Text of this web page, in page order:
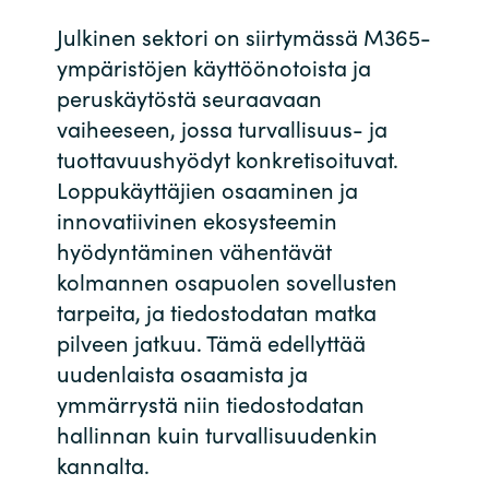
Hungary
Iceland
Indonesia
Kingdom of Saudi Arabia
Kuwait
Latvia
Julkinen sektori on siirtymässä M365-
ympäristöjen käyttöönotoista ja
peruskäytöstä seuraavaan
vaiheeseen, jossa turvallisuus- ja
tuottavuushyödyt konkretisoituvat.
Loppukäyttäjien osaaminen ja
innovatiivinen ekosysteemin
hyödyntäminen vähentävät
kolmannen osapuolen sovellusten
tarpeita, ja tiedostodatan matka
pilveen jatkuu. Tämä edellyttää
uudenlaista osaamista ja
ymmärrystä niin tiedostodatan
hallinnan kuin turvallisuudenkin
kannalta.